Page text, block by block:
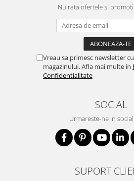
Nu rata ofertele si
Vreau sa primesc newsletter
magazinului. Afla mai multe in
Confidentialitate
SOCIAL
Urmareste-ne in
SUPORT